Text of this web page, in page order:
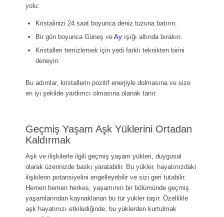
yolu:
Kristalinizi 24 saat boyunca deniz tuzuna batırın.
Bir gün boyunca Güneş ve Ayışığı altında bırakın.
Kristalleri temizlemek için yedi farklı teknikten birini
deneyin.
Bu adımlar, kristallerin pozitif enerjiyle dolmasına ve size
en iyi şekilde yardımcı olmasına olanak tanır.
Geçmiş Yaşam Aşk Yüklerini Ortadan
Kaldırmak
Aşk ve ilişkilerle ilgili geçmiş yaşam yükleri, duygusal
olarak üzerinizde baskı yaratabilir. Bu yükler, hayatınızdaki
ilişkilerin potansiyelini engelleyebilir ve sizi geri tutabilir.
Hemen hemen herkes, yaşamının bir bölümünde geçmiş
yaşamlarından kaynaklanan bu tür yükler taşır. Özellikle
aşk hayatınızı etkilediğinde, bu yüklerden kurtulmak